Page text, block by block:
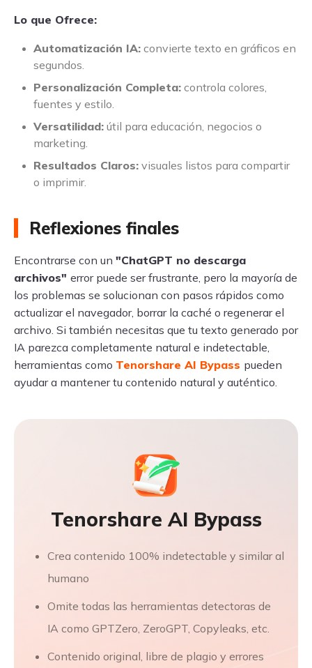
Lo que Ofrece:
Automatización IA: convierte texto en gráficos en
segundos.
Personalización Completa: controla colores,
fuentes y estilo.
Versatilidad: útil para educación, negocios o
marketing.
Resultados Claros: visuales listos para compartir
o imprimir.
Reflexiones finales
Encontrarse con un "ChatGPT no descarga
archivos" error puede ser frustrante, pero la mayoría de
los problemas se solucionan con pasos rápidos como
actualizar el navegador, borrar la caché o regenerar el
archivo. Si también necesitas que tu texto generado por
IA parezca completamente natural e indetectable,
herramientas como Tenorshare AI Bypass pueden
ayudar a mantener tu contenido natural y auténtico.
Tenorshare AI Bypass
Crea contenido 100% indetectable y similar al
humano
Omite todas las herramientas detectoras de
IA como GPTZero, ZeroGPT, Copyleaks, etc.
Contenido original, libre de plagio y errores